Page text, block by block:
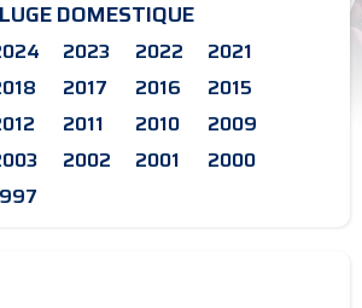
DOMESTIQUE
2023 2022
2021
2017 2016
2015
2011 2010
2009
2002 2001
2000